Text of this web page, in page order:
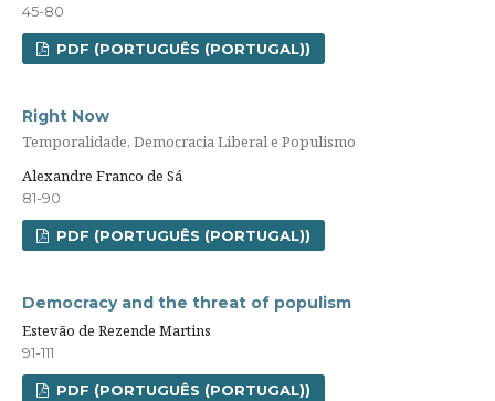
45-80
PDF (PORTUGUÊS (PORTUGAL))
Right Now
Temporalidade, Democracia Liberal e Populismo
Alexandre Franco de Sá
81-90
PDF (PORTUGUÊS (PORTUGAL))
Democracy and the threat of populism
Estevão de Rezende Martins
91-111
PDF (PORTUGUÊS (PORTUGAL))